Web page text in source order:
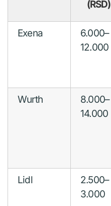
(RSD)
Exena
6.000–
12.000
Wurth
8.000–
14.000
Lidl
2.500–
3.000